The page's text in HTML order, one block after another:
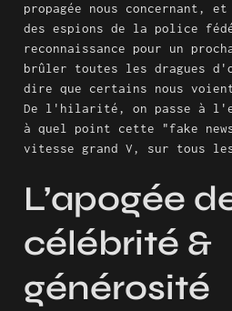
propagée nous concernant,
des espions de la police
reconnaissance pour un
brûler toutes les dragues
dire que certains nous
De l'hilarité, on passe à
à quel point cette "fake
vitesse grand V, sur tous
L’apogée
célébrité &